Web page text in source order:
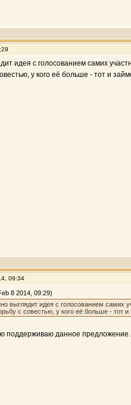
идея с голосованием самих
у кого её больше - тот и
09:34
8 2014, 09:29)
выглядит идея с голосованием самих
с совестью, у кого её больше - тот и
поддерживаю данное предложение.